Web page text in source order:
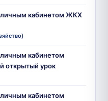
кабинетом ЖКХ
кабинетом
открытый урок
кабинетом